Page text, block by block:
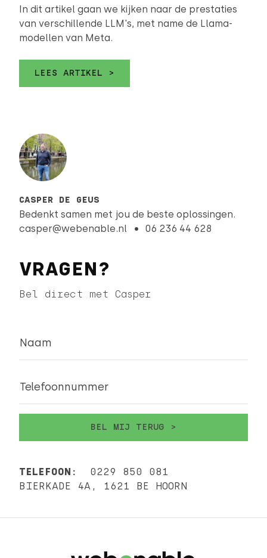
In dit artikel gaan we kijken naar de prestaties
van verschillende LLM's, met name de Llama-
modellen van Meta.
LEES ARTIKEL >
CASPER DE GEUS
Bedenkt samen met jou de beste oplossingen.
casper@webenable.nl
06 236 44 628
VRAGEN?
Bel direct met Casper
Naam
Telefoonnummer
TELEFOON:
0229 850 081
BIERKADE 4A, 1621 BE HOORN